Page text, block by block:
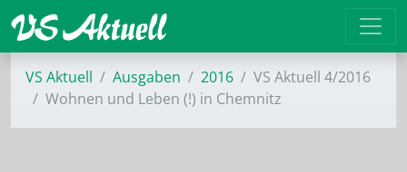
VS Aktuell Ausgaben 2016
VS Aktuell 4/2016
Wohnen und Leben (!) in Chemnitz